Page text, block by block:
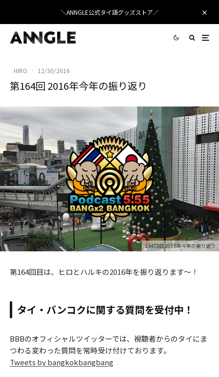
＼ANNGLE公式タイ語グッズストア／
HIRO · 12/30/2016
第164回 2016年今年の振り返り
164回目 2016年今年の振り返り
第164回目は、ヒロとハルキの2016年を振り返ります〜！
タイ・バンコクに関する質問を受付中！
BBBのオフィシャルツイッターでは、視聴者からのタイにま
つわる変わった質問を常時受け付けております。
Tweets by bangkokbangbang